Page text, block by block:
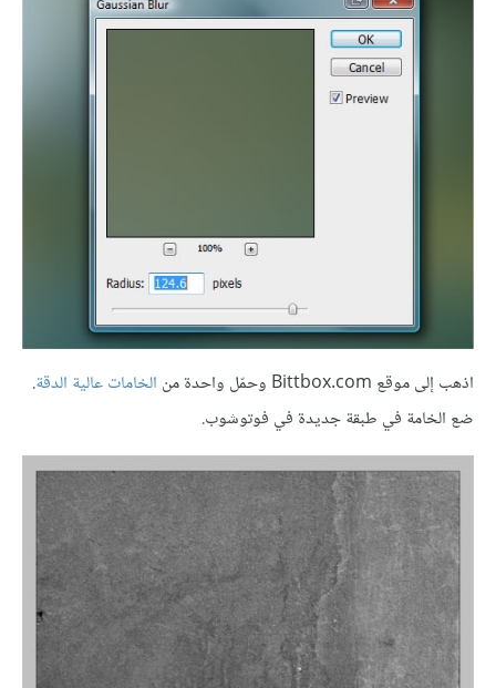
اذهب إلى موقع Bittbox.com وحمّل واحدة من الخامات عالية الدقة.
ضع الخامة في طبقة جديدة في فوتوشوب.